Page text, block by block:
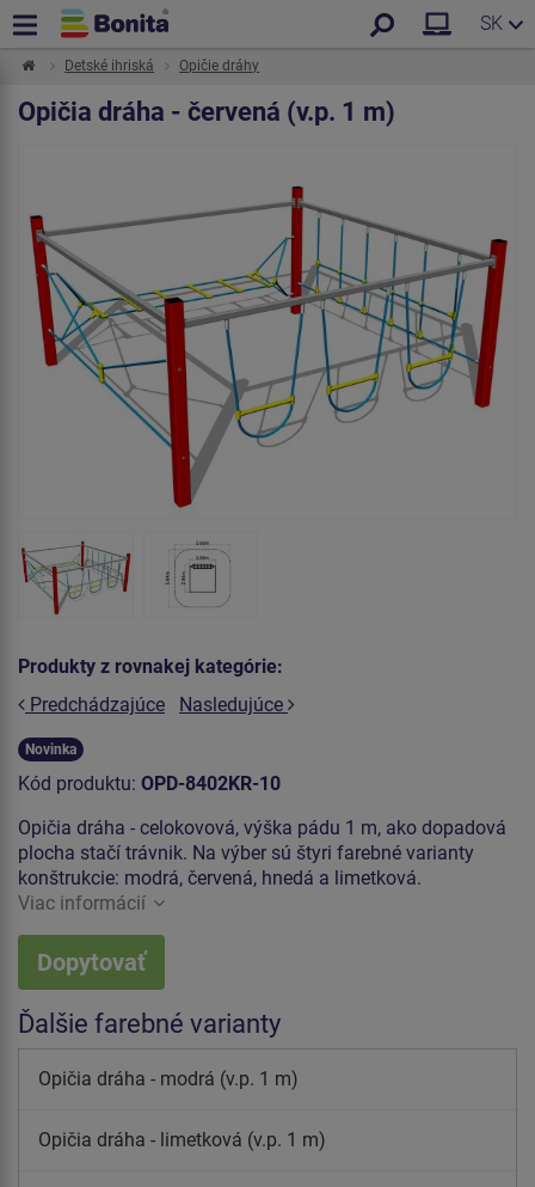
SK
Detské ihriská Opičie dráhy
Opičia dráha - červená (v.p. 1 m)
Produkty z rovnakej kategórie:
Predchádzajúce
Nasledujúce
Novinka
Kód produktu: OPD-8402KR-10
Opičia dráha - celokovová, výška pádu 1 m, ako dopadová
plocha stačí trávnik. Na výber sú štyri farebné varianty
konštrukcie: modrá, červená, hnedá a limetková.
Viac informácií
Dopytovať
Ďalšie farebné varianty
Opičia dráha - modrá (v.p. 1 m)
Opičia dráha - limetková (v.p. 1 m)